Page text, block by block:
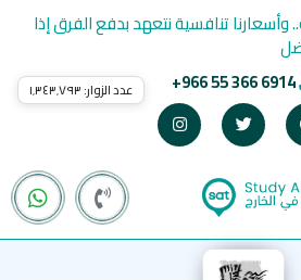
+966 55 366 6914
وأسعارنا تنافسية نتعهد بدفع الفرق إذا
عدد الزوار: ١٬٣٤٣٬٧٩٣